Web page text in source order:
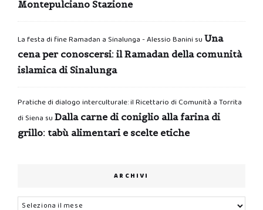
Montepulciano Stazione
La festa di fine Ramadan a Sinalunga - Alessio Banini su Una
cena per conoscersi: il Ramadan della comunità
islamica di Sinalunga
Pratiche di dialogo interculturale: il Ricettario di Comunità a Torrita
di Siena su Dalla carne di coniglio alla farina di
grillo: tabù alimentari e scelte etiche
ARCHIVI
Archivi